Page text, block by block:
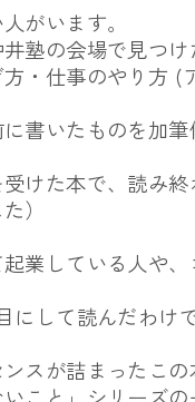
がいます。
塾の会場で見つけ
・仕事のやり方 (
書いたものを加筆
けた本で、読み終
）
業している人や、
にして読んだわけ
スが詰まったこの